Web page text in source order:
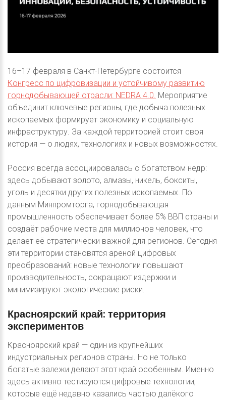
16–17 февраля в Санкт-Петербурге состоится
Конгресс по цифровизации и устойчивому развитию
горнодобывающей отрасли: NEDRA 4.0. Мероприятие
объединит ключевые регионы, где добыча полезных
ископаемых формирует экономику и социальную
инфраструктуру. За каждой территорией стоит своя
история — о людях, технологиях и новых возможностях.
Россия всегда ассоциировалась с богатством недр:
здесь добывают золото, алмазы, никель, бокситы,
уголь и десятки других полезных ископаемых. По
данным Минпромторга, горнодобывающая
промышленность обеспечивает более 5% ВВП страны и
создаёт рабочие места для миллионов человек, что
делает её стратегически важной для регионов. Сегодня
эти территории становятся ареной цифровых
преобразований: новые технологии повышают
производительность, сокращают издержки и
минимизируют экологические риски.
Красноярский край: территория
экспериментов
Красноярский край — один из крупнейших
индустриальных регионов страны. Но не только
богатые залежи делают этот край особенным. Именно
здесь активно тестируются цифровые технологии,
которые ещё недавно казались частью далёкого